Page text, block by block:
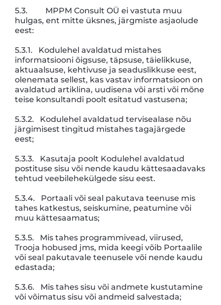
5.3. MPPM Consult OÜ ei vastuta muu
hulgas, ent mitte üksnes, järgmiste asjaolude
eest:
5.3.1. Kodulehel avaldatud mistahes
informatsiooni õigsuse, täpsuse, täielikkuse,
aktuaalsuse, kehtivuse ja seaduslikkuse eest,
olenemata sellest, kas vastav informatsioon on
avaldatud artiklina, uudisena või arsti või mõne
teise konsultandi poolt esitatud vastusena;
5.3.2. Kodulehel avaldatud tervisealase nõu
järgimisest tingitud mistahes tagajärgede
eest;
5.3.3. Kasutaja poolt Kodulehel avaldatud
postituse sisu või nende kaudu kättesaadavaks
tehtud veebilehekülgede sisu eest.
5.3.4. Portaali või seal pakutava teenuse mis
tahes katkestus, seiskumine, peatumine või
muu kättesaamatus;
5.3.5. Mis tahes programmivead, viirused,
Trooja hobused jms, mida keegi võib Portaalile
või seal pakutavale teenusele või nende kaudu
edastada;
5.3.6. Mis tahes sisu või andmete kustutamine
või võimatus sisu või andmeid salvestada;